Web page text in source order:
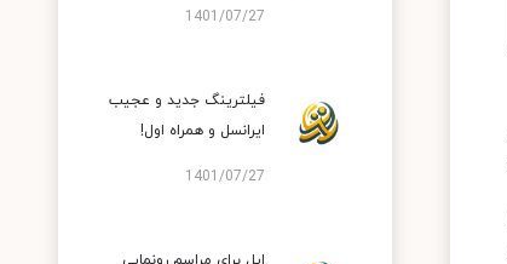
1401/07/27
فیلترینگ جدید و عجیب
ایرانسل و همراه اول!
1401/07/27